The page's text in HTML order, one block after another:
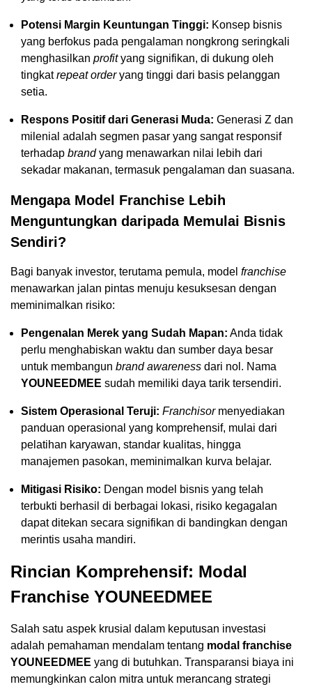
Potensi Margin Keuntungan Tinggi: Konsep bisnis
yang berfokus pada pengalaman nongkrong seringkali
menghasilkan profityang signifikan, di dukung oleh
tingkatrepeat orderyang tinggi dari basis pelanggan
setia.
Respons Positif dari Generasi Muda: Generasi Z dan
milenial adalah segmen pasar yang sangat responsif
terhadap brand yang menawarkan nilai lebih dari
sekadar makanan, termasuk pengalaman dan suasana.
Mengapa Model Franchise Lebih
Menguntungkan daripada Memulai Bisnis
Sendiri?
Bagi banyak investor, terutama pemula, model franchise
menawarkan jalan pintas menuju kesuksesan dengan
meminimalkan risiko:
Pengenalan Merek yang Sudah Mapan: Anda tidak
perlu menghabiskan waktu dan sumber daya besar
untuk membangun brand awareness dari nol. Nama
YOUNEEDMEE sudah memiliki daya tarik tersendiri.
Sistem Operasional Teruji: Franchisormenyediakan
panduan operasional yang komprehensif, mulai dari
pelatihan karyawan, standar kualitas, hingga
manajemen pasokan, meminimalkan kurva belajar.
Mitigasi Risiko: Dengan model bisnis yang telah
terbukti berhasil di berbagai lokasi, risiko kegagalan
dapat ditekan secara signifikan di bandingkan dengan
merintis usaha mandiri.
Rincian Komprehensif: Modal
Franchise YOUNEEDMEE
Salah satu aspek krusial dalam keputusan investasi
adalah pemahaman mendalam tentang modal franchise
YOUNEEDMEE yang di butuhkan. Transparansi biaya ini
memungkinkan calon mitra untuk merancang strategi